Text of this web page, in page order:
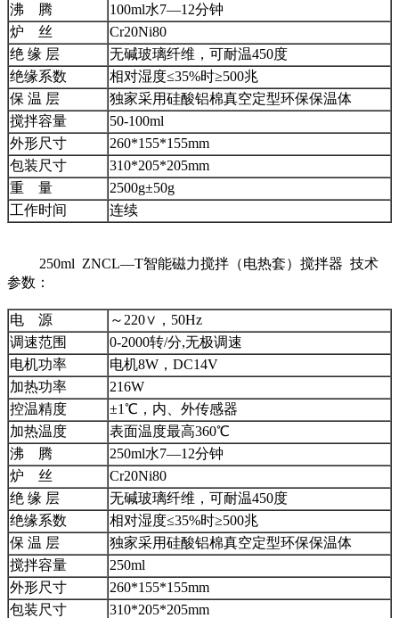
沸 腾
100ml水7—12分钟
炉 丝
Cr20Ni80
绝 缘 层
无碱玻璃纤维，可耐温450度
绝缘系数
相对湿度≤35%时≥500兆
保 温 层
独家采用硅酸铝棉真空定型环保保温体
搅拌容量
50-100ml
外形尺寸
260*155*155mm
包装尺寸
310*205*205mm
重 量
2500g±50g
工作时间
连续
250ml ZNCL—T智能磁力搅拌（电热套）搅拌器 技术
参数：
电 源
～220∨，50Hz
调速范围
0-2000转/分,无极调速
电机功率
电机8W，DC14V
加热功率
216W
控温精度
±1℃，内、外传感器
加热温度
表面温度最高360℃
沸 腾
250ml水7—12分钟
炉 丝
Cr20Ni80
绝 缘 层
无碱玻璃纤维，可耐温450度
绝缘系数
相对湿度≤35%时≥500兆
保 温 层
独家采用硅酸铝棉真空定型环保保温体
搅拌容量
250ml
外形尺寸
260*155*155mm
包装尺寸
310*205*205mm